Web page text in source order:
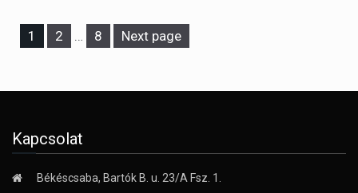
Page
1 Page
2 … Page
8 Next page
Kapcsolat
Békéscsaba, Bartók B. u. 23/A Fsz. 1.